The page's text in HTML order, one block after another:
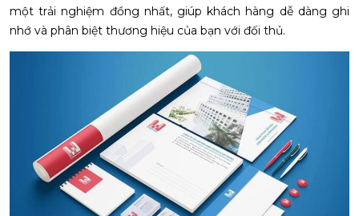
một trải nghiệm đồng nhất, giúp khách hàng dễ dàng ghi
nhớ và phân biệt thương hiệu của bạn với đối thủ.